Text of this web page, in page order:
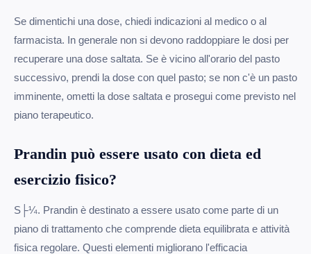
Se dimentichi una dose, chiedi indicazioni al medico o al
farmacista. In generale non si devono raddoppiare le dosi per
recuperare una dose saltata. Se è vicino all'orario del pasto
successivo, prendi la dose con quel pasto; se non c'è un pasto
imminente, ometti la dose saltata e prosegui come previsto nel
piano terapeutico.
Prandin può essere usato con dieta ed
esercizio fisico?
S├¼. Prandin è destinato a essere usato come parte di un
piano di trattamento che comprende dieta equilibrata e attività
fisica regolare. Questi elementi migliorano l'efficacia